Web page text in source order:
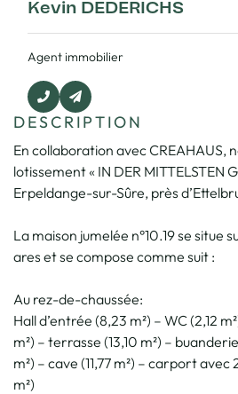
DESCRIPTION
En collaboration avec CREAHAUS,
lotissement « IN DER MITTELSTEN
Erpeldange-sur-Sûre, près
La maison jumelée n°10.19 se situe
ares et se compose comme suit :
Au rez-de-chaussée:
Hall d’entrée (8,23 m²) – WC (2,12
m²) – terrasse (13,10 m²) –
m²) – cave (11,77 m²) – carport
m²)
Kevin DEDERICHS
Agent immobilier